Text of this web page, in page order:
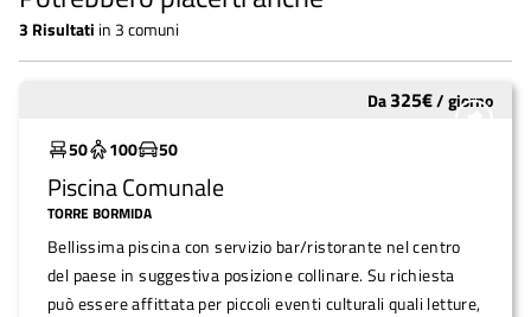
3 Risultati in 3 comuni
Da325€/giorno
50
100 50
Piscina Comunale
TORRE BORMIDA
Bellissima piscina con servizio bar/ristorante nel centro
del paese in suggestiva posizione collinare. Su richiesta
può essere affittata per piccoli eventi culturali quali letture,